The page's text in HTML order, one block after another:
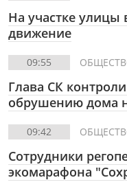
На участке улицы
движение
09:55
Глава СК
обрушению дома
09:42
Сотрудники
экомарафона